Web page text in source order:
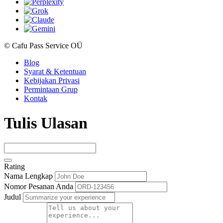
© Cafu Pass Service OÜ
Blog
Syarat & Ketentuan
Kebijakan Privasi
Permintaan Grup
Kontak
Tulis Ulasan
Rating
Nama Lengkap
Nomor Pesanan Anda
Judul